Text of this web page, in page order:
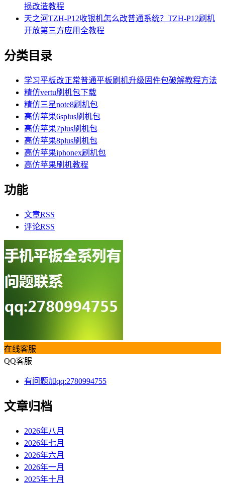
损改造教程
天之河TZH-P12收银机怎么改普通系统？TZH-P12刷机
开放第三方应用全教程
分类目录
学习平板改正常普通平板刷机升级固件包破解教程方法
精仿vertu刷机包下载
精仿三星note8刷机包
高仿苹果6splus刷机包
高仿苹果7plus刷机包
高仿苹果8plus刷机包
高仿苹果iphonex刷机包
高仿苹果刷机教程
功能
文章RSS
评论RSS
在线客服
QQ客服
有问题加qq:2780994755
文章归档
2026年八月
2026年七月
2026年六月
2026年一月
2025年十月